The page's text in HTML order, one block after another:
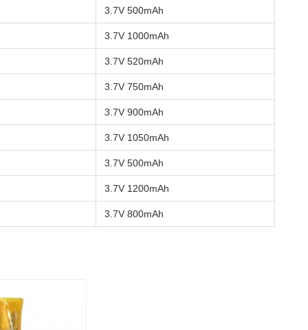
3.7V 500mAh
3.7V 1000mAh
3.7V 520mAh
3.7V 750mAh
3.7V 900mAh
3.7V 1050mAh
3.7V 500mAh
3.7V 1200mAh
3.7V 800mAh